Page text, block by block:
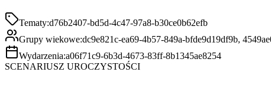
Tematy:d76b2407-bd5d-4c47-97a8-b30ce0b62efb
Grupy wiekowe:dc9e821c-ea69-4b57-849a-bfde9d19df9b,
Wydarzenia:a06f71c9-6b3d-4673-83ff-8b1345ae8254
SCENARIUSZ UROCZYSTOŚCI